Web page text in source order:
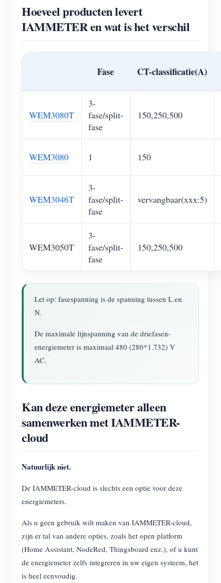
Hoeveel producten levert
IAMMETER en wat is het verschil
Fase CT-classificatie(A)
WEM3080T
3-
fase/split-
fase
150,250,500
WEM3080 1 150
WEM3046T
3-
fase/split-
fase
vervangbaar(xxx:5)
WEM3050T
3-
fase/split-
fase
150,250,500
Let op: fasespanning is de spanning tussen L en
N.
De maximale lijnspanning van de driefasen-
energiemeter is maximaal 480 (280*1.732) V
AC.
Kan deze energiemeter alleen
samenwerken met IAMMETER-
cloud
Natuurlijk niet.
De IAMMETER-cloud is slechts een optie voor deze
energiemeters.
Als u geen gebruik wilt maken van IAMMETER-cloud,
zijn er tal van andere opties, zoals het open platform
(Home Assistant, NodeRed, Thingsboard enz.), of u kunt
de energiemeter zelfs integreren in uw eigen systeem, het
is heel eenvoudig.